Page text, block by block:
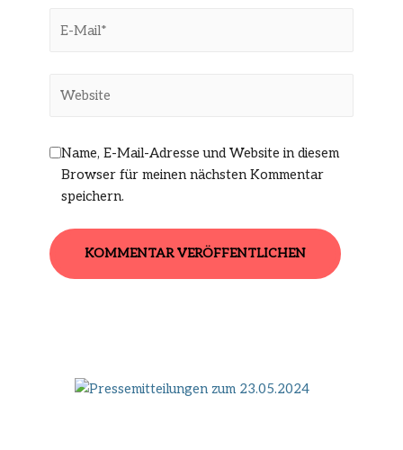
Mail*
Name, E-Mail-Adresse und Website in diesem
Browser für meinen nächsten Kommentar
speichern.